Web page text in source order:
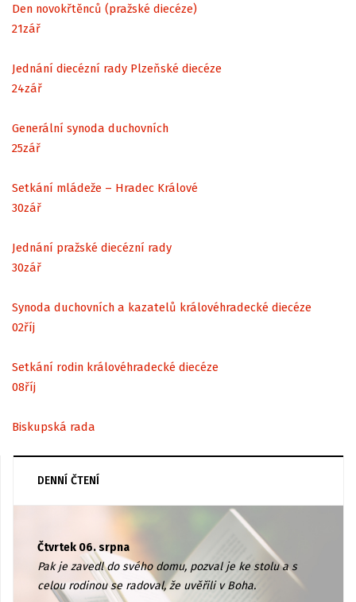
Den novokřtěnců (pražské diecéze)
21zář
Jednání diecézní rady Plzeňské diecéze
24zář
Generální synoda duchovních
25zář
Setkání mládeže – Hradec Králové
30zář
Jednání pražské diecézní rady
30zář
Synoda duchovních a kazatelů královéhradecké diecéze
02říj
Setkání rodin královéhradecké diecéze
08říj
Biskupská rada
DENNÍ ČTENÍ
Čtvrtek 06. srpna
Pak je zavedl do svého domu, pozval je ke stolu a s
celou rodinou se radoval, že uvěřili v Boha.